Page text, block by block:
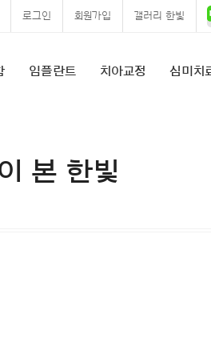
로그인 회원가입 갤러리 한빛
임플란트 치아교정 심미치
본 한빛